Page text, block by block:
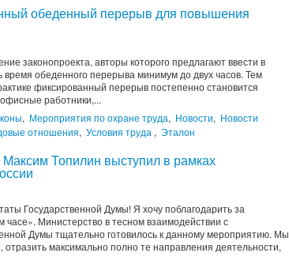
обеденный перерыв для повышения
законопроекта, авторы которого предлагают ввести в
обеденного перерыва минимум до двух часов. Тем
фиксированный перерыв постепенно становится
работники,...
, Мероприятия по охране труда, Новости, Новости
отношения, Условия труда , Эталон
Топилин выступил в рамках
Государственной Думы! Я хочу поблагодарить за
Министерство в тесном взаимодействии с
Думы тщательно готовилось к данному мероприятию. Мы
максимально полно те направления деятельности,